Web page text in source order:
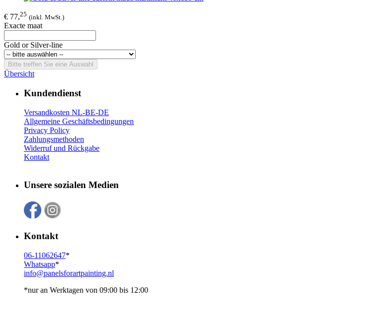
€ 77,25 (inkl. MwSt.)
Exacte maat
Gold or Silver-line
Bitte treffen Sie eine Auswahl
Übersicht
Kundendienst
Versandkosten NL-BE-DE
Allgemeine Geschäftsbedingungen
Privacy Policy
Zahlungsmethoden
Widerruf und Rückgabe
Kontakt
Unsere sozialen Medien
Kontakt
06-11062647*
Whatsapp*
info@panelsforartpainting.nl
*nur an Werktagen von 09:00 bis 12:00